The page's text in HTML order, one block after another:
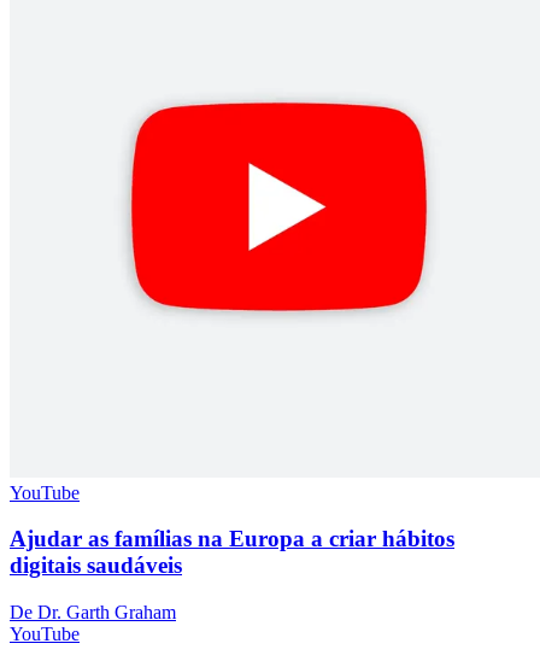
YouTube
Ajudar as famílias na Europa a criar hábitos
digitais saudáveis
De Dr. Garth Graham
YouTube